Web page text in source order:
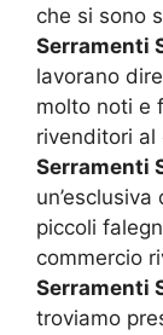
che si sono
Serramenti
lavorano
molto noti e
rivenditori
Serramenti
piccoli
commercio
Serramenti
troviamo